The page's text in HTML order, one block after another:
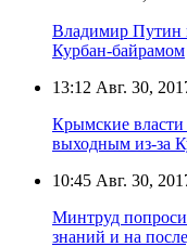
Владимир Путин
Курбан-байрамом
13:12 Авг. 30,
Крымские власти
выходным из-за
10:45 Авг. 30,
Минтруд
знаний и на